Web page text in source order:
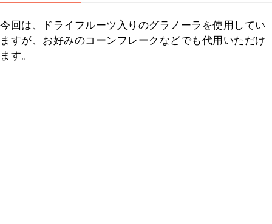
今回は、ドライフルーツ入りのグラノーラを使用してい
ますが、お好みのコーンフレークなどでも代用いただけ
ます。